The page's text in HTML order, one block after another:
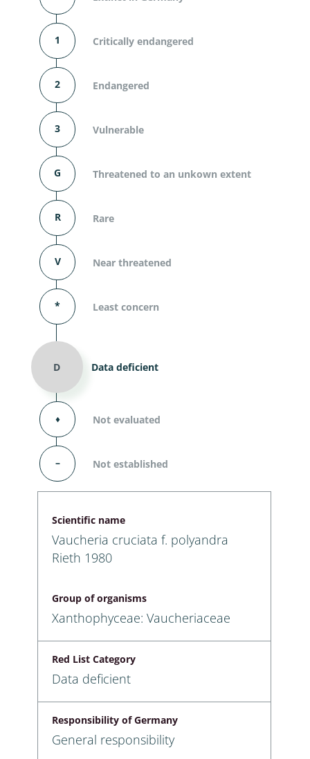
1 Critically endangered
2 Endangered
3 Vulnerable
G Threatened to an unkown extent
R Rare
V Near threatened
* Least concern
D Data deficient
⬧ Not evaluated
– Not established
Scientific name
Vaucheria cruciata f. polyandra
Rieth 1980
Group of organisms
Xanthophyceae: Vaucheriaceae
Red List Category
Data deficient
Responsibility of Germany
General responsibility